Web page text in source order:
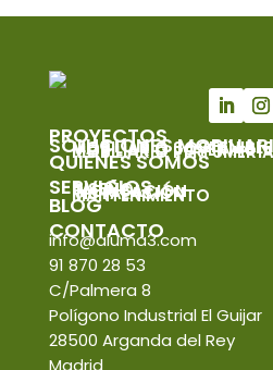
PROYECTOS
SOLUCIONES
MOBILIARIO SOSTENIBLE
MOBILIARIO JOYERÍAS
MOBILIARIO
QUIÉNES SOMOS
SERVICIOS
DISEÑO
FABRICACIÓN
INSTALACIÓN
MANTENIMIENTO
BLOG
CONTACTO
info@aluma3.com
91 870 28 53
C/Palmera 8
Polígono Industrial El Guijar
28500 Arganda del Rey
Madrid